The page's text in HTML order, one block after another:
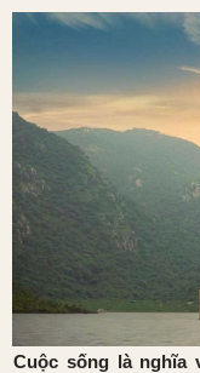
Cuộc sống là